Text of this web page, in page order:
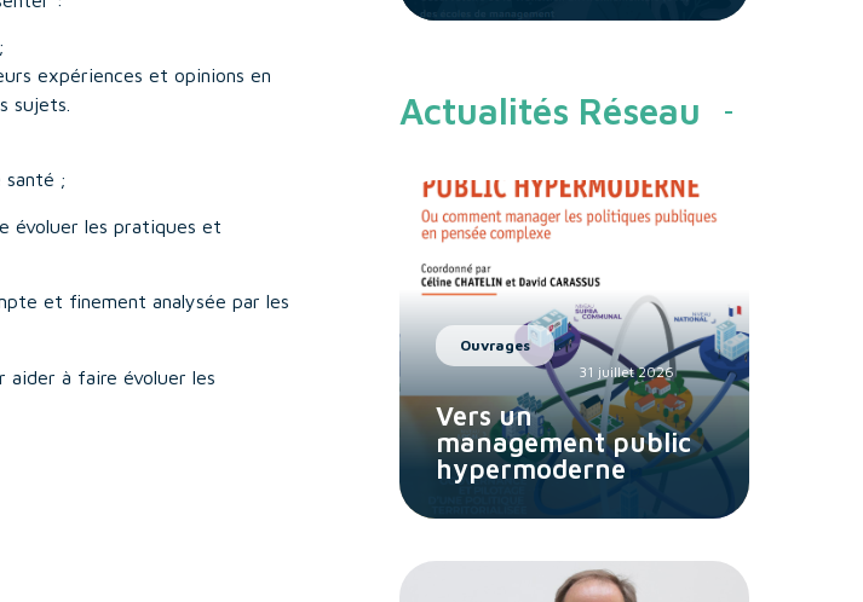
expériences et opinions en
sujets.
santé ;
évoluer les pratiques et
et finement analysée par les
aider à faire évoluer les
Actualités Réseau
Ouvrages
31 juillet 2026
Vers un
management public
hypermoderne